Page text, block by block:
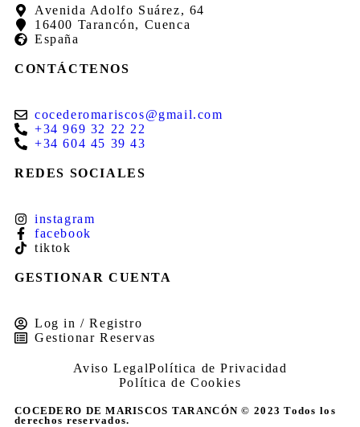
Avenida Adolfo Suárez, 64
16400 Tarancón, Cuenca
España
CONTÁCTENOS
cocederomariscos@gmail.com
+34 969 32 22 22
+34 604 45 39 43
REDES SOCIALES
instagram
facebook
tiktok
GESTIONAR CUENTA
Log in / Registro
Gestionar Reservas
Aviso LegalPolítica de Privacidad
Política de Cookies
COCEDERO DE MARISCOS TARANCÓN © 2023 Todos los
derechos reservados.